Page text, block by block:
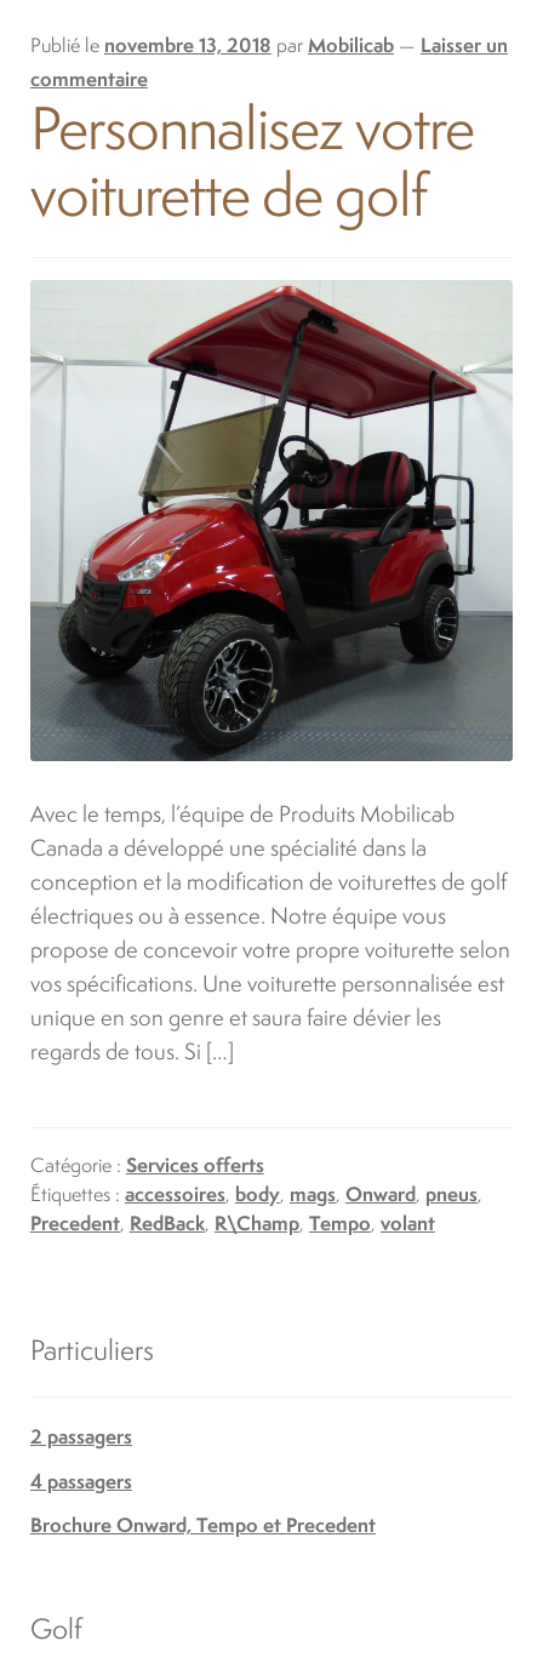
Publié le novembre 13, 2018 parMobilicab — Laisser un
commentaire
Personnalisez votre
voiturette de golf
Avec le temps, l’équipe de Produits Mobilicab
Canada a développé une spécialité dans la
conception et la modification de voiturettes de golf
électriques ou à essence. Notre équipe vous
propose de concevoir votre propre voiturette selon
vos spécifications. Une voiturette personnalisée est
unique en son genre et saura faire dévier les
regards de tous. Si […]
Catégorie : Services offerts
Étiquettes : accessoires, body, mags, Onward, pneus,
Precedent, RedBack, R\Champ, Tempo, volant
Particuliers
2 passagers
4 passagers
Brochure Onward, Tempo et Precedent
Golf